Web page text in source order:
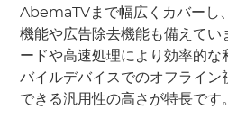
AbemaTVまで幅広くカバーし
機能や広告除去機能も備えてい
ードや高速処理により効率的な
バイルデバイスでのオフライン
できる汎用性の高さが特長です